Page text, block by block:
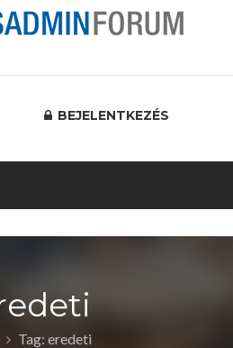
BEJELENTKEZÉS
Tag: eredeti